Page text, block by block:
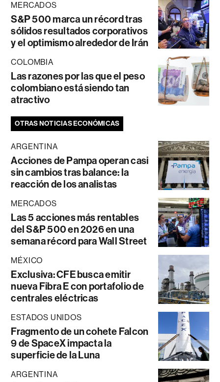
MERCADOS
S&P 500 marca un récord tras
sólidos resultados corporativos
y el optimismo alrededor de Irán
COLOMBIA
Las razones por las que el peso
colombiano está siendo tan
atractivo
OTRAS NOTICIAS ECONÓMICAS
ARGENTINA
Acciones de Pampa operan casi
sin cambios tras balance: la
reacción de los analistas
MERCADOS
Las 5 acciones más rentables
del S&P 500 en 2026 en una
semana récord para Wall Street
MÉXICO
Exclusiva: CFE busca emitir
nueva Fibra E con portafolio de
centrales eléctricas
ESTADOS UNIDOS
Fragmento de un cohete Falcon
9 de SpaceX impacta la
superficie de la Luna
ARGENTINA